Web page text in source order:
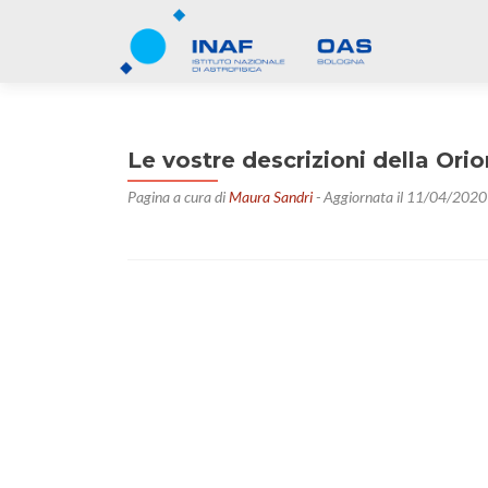
Le vostre descrizioni della
Pagina a cura diMaura Sandri- Aggiornata il 11/04/2020